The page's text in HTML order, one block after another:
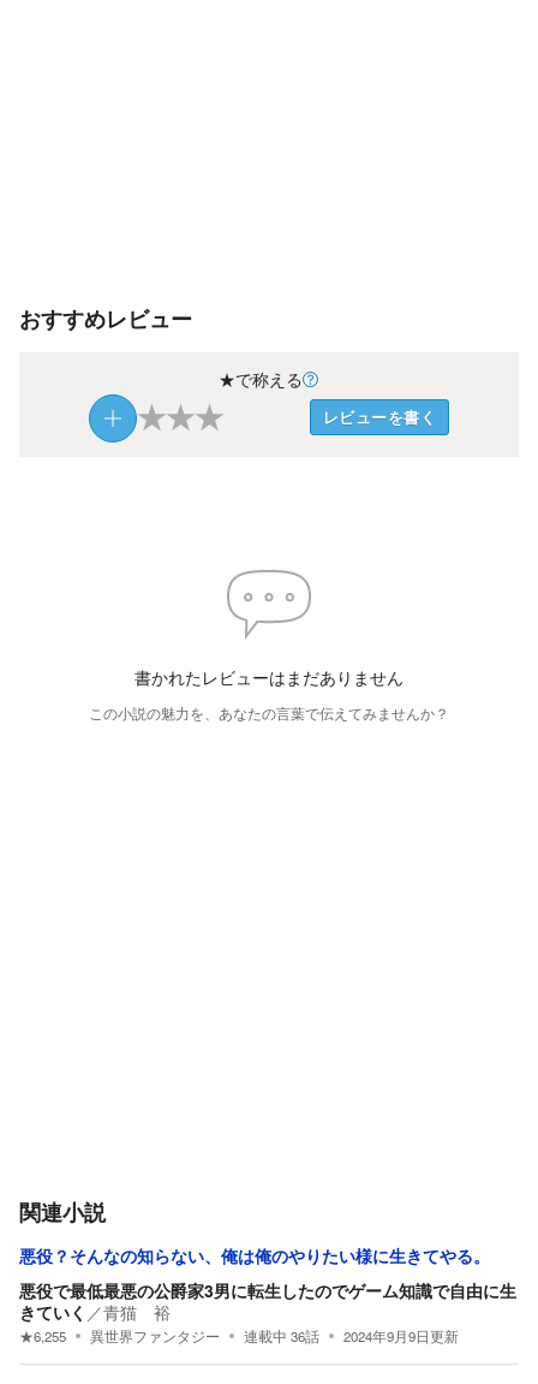
おすすめレビュー
★で称える
★★★ レビューを書く
書かれたレビューはまだありません
この小説の魅力を、あなたの言葉で伝えてみませんか？
関連小説
悪役？そんなの知らない、俺は俺のやりたい様に生きてやる。
悪役で最低最悪の公爵家3男に転生したのでゲーム知識で自由に生
きていく ／青猫 裕
★6,255 異世界ファンタジー 連載中 36話 2024年9月9日更新